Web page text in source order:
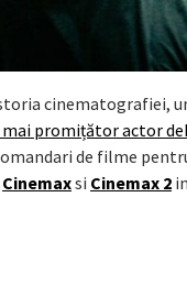
cinematografiei,
mai promițător actor
de filme
Cinemaxsi Cinemax 2